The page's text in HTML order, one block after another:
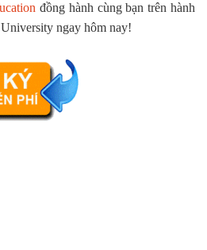
đồng hành cùng bạn trên hành
ngay hôm nay!